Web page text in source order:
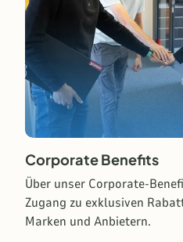
Corporate Benefits
Über unser Corporate-
Zugang zu exklusiven
Marken und Anbietern.